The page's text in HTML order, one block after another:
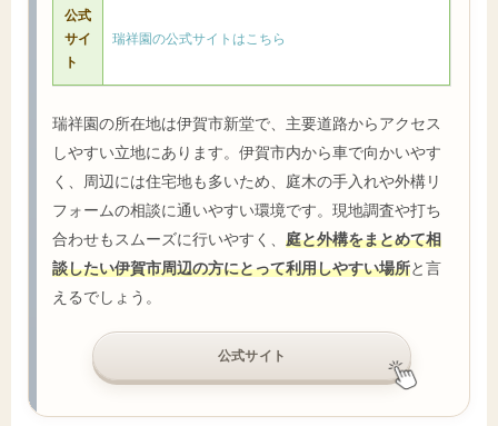
公式
サイ
ト
瑞祥園の公式サイトはこちら
瑞祥園の所在地は伊賀市新堂で、主要道路からアクセス
しやすい立地にあります。伊賀市内から車で向かいやす
く、周辺には住宅地も多いため、庭木の手入れや外構リ
フォームの相談に通いやすい環境です。現地調査や打ち
合わせもスムーズに行いやすく、 庭と外構をまとめて相
談したい伊賀市周辺の方にとって利用しやすい場所と言
えるでしょう。
公式サイト